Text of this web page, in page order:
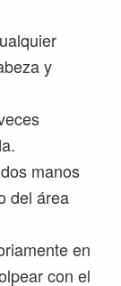
y
manos
del área
en
con el